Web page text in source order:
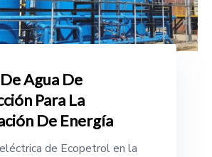
Agua De
Para La
De Energía
de Ecopetrol en la